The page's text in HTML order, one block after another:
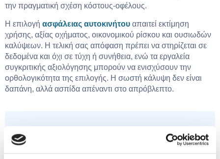
την πραγματική σχέση κόστους-οφέλους.
Η επιλογή ασφάλειας αυτοκινήτου απαιτεί εκτίμηση
χρήσης, αξίας οχήματος, οικονομικού ρίσκου και ουσιωδών
καλύψεων. Η τελική σας απόφαση πρέπει να στηρίζεται σε
δεδομένα και όχι σε τύχη ή συνήθεια, ενώ τα εργαλεία
συγκριτικής αξιολόγησης μπορούν να ενισχύσουν την
ορθολογικότητα της επιλογής. Η σωστή κάλυψη δεν είναι
δαπάνη, αλλά ασπίδα απέναντι στο απρόβλεπτο.